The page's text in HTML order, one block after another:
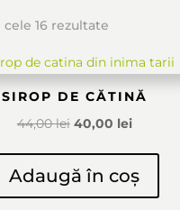
16 rezultate
SIROP DE CĂTINĂ
44,00lei Prețul
a
fost:
40,00 leiPrețul
este:
40,00 lei.
Adaugă în coș